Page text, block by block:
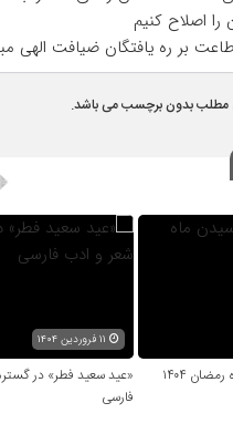
اصلاح کنیم
بر ره یافتگان ضیافت الهی
مطلب بدون برچسب می باشد.
۱۴۰۴
«عید سعید فطر» در
فارسی